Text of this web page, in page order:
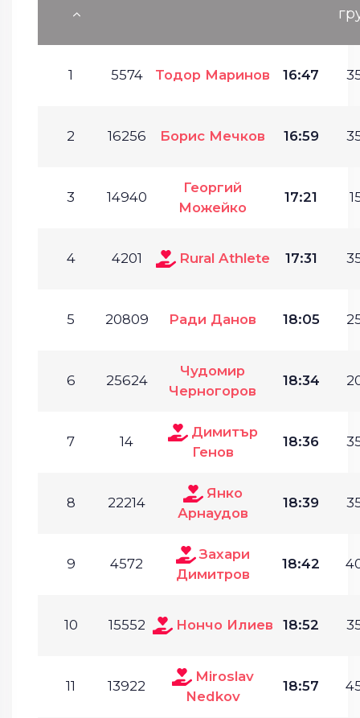
1 5574 Тодор Маринов 16:47
2 16256 Борис Мечков 16:59
3 14940
Георгий
Можейко
17:21
4 4201 Rural Athlete 17:31
5 20809 Ради Данов 18:05
6 25624
Чудомир
Черногоров
18:34
7 14
Димитър
Генов
18:36
8 22214
Янко
Арнаудов
18:39
9 4572
Захари
Димитров
18:42
10 15552 Нончо Илиев 18:52
11 13922
Miroslav
Nedkov
18:57